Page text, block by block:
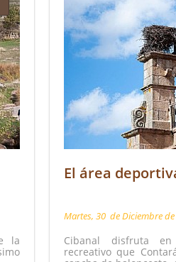
la
El área
Martes, 30 deDiciembrede
Cibanal disfruta
recreativo que